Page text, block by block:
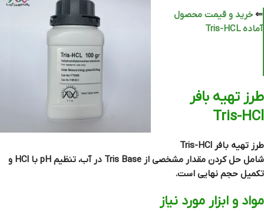
⇐ خرید و قیمت محصول
آماده Tris-HCL
طرز تهیه بافر
Tris-HCl
طرز تهیه بافر Tris-HCl
شامل حل کردن مقدار مشخصی از Tris Base در آب، تنظیم pH با HCl و
تکمیل حجم نهایی است.
مواد و ابزار مورد نیاز